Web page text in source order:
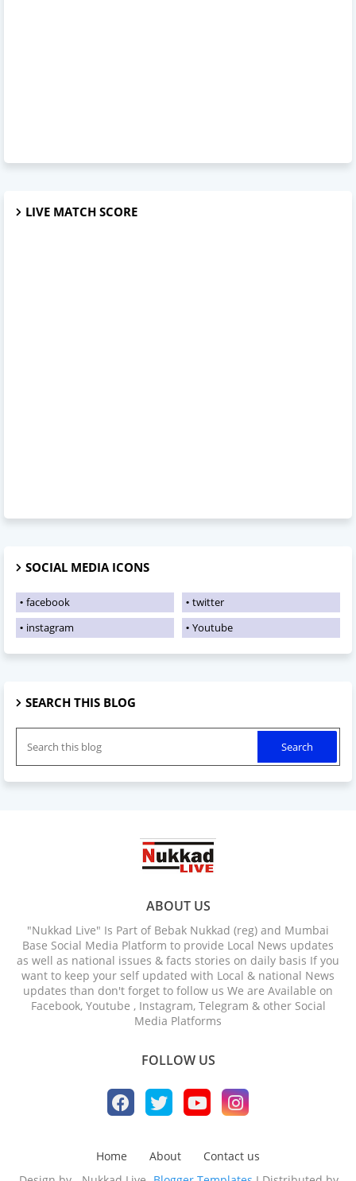
LIVE MATCH SCORE
SOCIAL MEDIA ICONS
facebook
twitter
instagram
Youtube
SEARCH THIS BLOG
ABOUT US
"Nukkad Live" Is Part of Bebak Nukkad (reg) and Mumbai
Base Social Media Platform to provide Local News updates
as well as national issues & facts stories on daily basis If you
want to keep your self updated with Local & national News
updates than don't forget to follow us We are Available on
Facebook, Youtube , Instagram, Telegram & other Social
Media Platforms
FOLLOW US
Home About
Contact us